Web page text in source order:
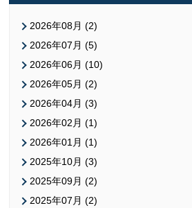
2026年08月 (2)
2026年07月 (5)
2026年06月 (10)
2026年05月 (2)
2026年04月 (3)
2026年02月 (1)
2026年01月 (1)
2025年10月 (3)
2025年09月 (2)
2025年07月 (2)